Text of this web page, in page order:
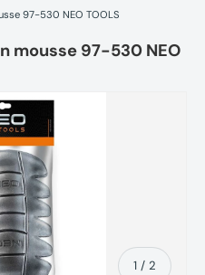
97-530 NEO TOOLS
mousse 97-530 NEO
1 / de
2